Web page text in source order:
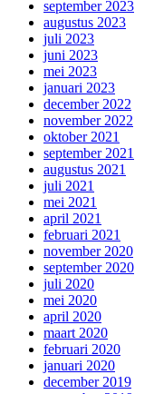
september 2023
augustus 2023
juli 2023
juni 2023
mei 2023
januari 2023
december 2022
november 2022
oktober 2021
september 2021
augustus 2021
juli 2021
mei 2021
april 2021
februari 2021
november 2020
september 2020
juli 2020
mei 2020
april 2020
maart 2020
februari 2020
januari 2020
december 2019